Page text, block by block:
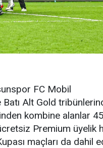
FC Mobil
Alt Gold
kombine alanlar
Premium üyelik
maçları da dahil